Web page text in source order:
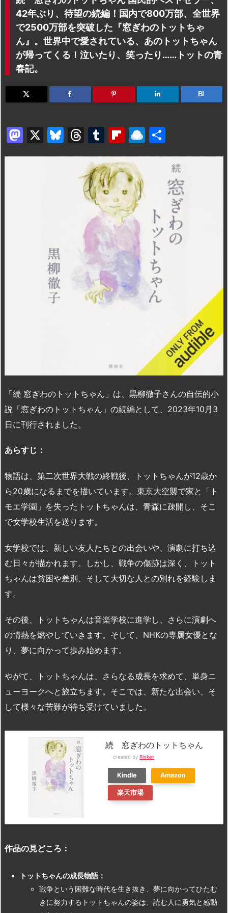
42年ぶり、待望の続編！国内で800万部、全世界
で2500万部を突破した『窓ぎわのトットちゃ
ん』。世界中で愛されている、あのトットちゃん
が帰ってくる！泣いたり、笑ったり……トットの青
春記。
B!
M
a
X
Bl
u
T
hr
e
a
d
s
T
u
m
bl
r
Fl
ip
b
o
ar
d
R
ai
p.
io
有
「続 窓ぎわのトットちゃん」は、黒柳徹子さんの自伝的小
説「窓ぎわのトットちゃん」の続編として、2023年10月3
日に刊行されました。
あらすじ：
物語は、第二次世界大戦の終戦後、トットちゃんが12歳か
ら20歳になるまでを描いています。東京大空襲で家と「ト
モエ学園」を失ったトットちゃんは、青森に疎開し、そこ
で女学校生活を送ります。
女学校では、新しい友人たちとの出会いや、演劇に打ち込
む日々が描かれます。しかし、戦争の傷跡は深く、トット
ちゃんは貧困や差別、そして大切な人との別れを経験しま
す。
その後、トットちゃんは音楽学校に進学し、さらに演劇へ
の情熱を燃やしていきます。そして、NHKの専属女優とな
り、夢に向かって歩み始めます。
やがて、トットちゃんは、さらなる成長を求めて、単身ニ
ューヨークへと旅立ちます。そこでは、新たな出会い、そ
して様々な苦難が待ち受けていました。
続 窓ぎわのトットちゃん
created by Rinker
Kindle Amazon
楽天市場
作品の見どころ：
トットちゃんの成長物語：
戦争という困難な時代を生き抜き、夢に向かってひたむ
きに努力するトットちゃんの姿は、読む人に勇気と感動